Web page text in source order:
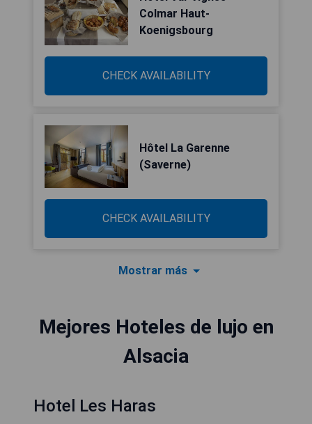
Colmar Haut-
Koenigsbourg
CHECK AVAILABILITY
Hôtel La Garenne
(Saverne)
CHECK AVAILABILITY
Mostrar más
Mejores Hoteles de lujo en
Alsacia
Hotel Les Haras